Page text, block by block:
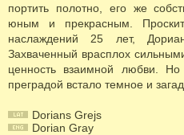
портить полотно, его же
юным и прекрасным.
наслаждений 25 лет,
Захваченный врасплох
ценность взаимной любви.
преградой встало темное и
Dorians Grejs
Dorian Gray